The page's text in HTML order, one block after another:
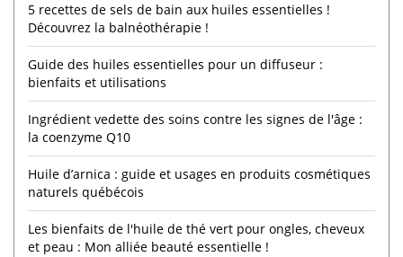
5 recettes de sels de bain aux huiles essentielles !
Découvrez la balnéothérapie !
Guide des huiles essentielles pour un diffuseur :
bienfaits et utilisations
Ingrédient vedette des soins contre les signes de l'âge :
la coenzyme Q10
Huile d’arnica : guide et usages en produits cosmétiques
naturels québécois
Les bienfaits de l'huile de thé vert pour ongles, cheveux
et peau : Mon alliée beauté essentielle !